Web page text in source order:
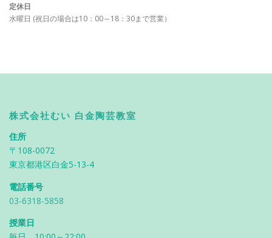
定休日
水曜日 (祝日の場合は10：00～18：30まで営業）
株式会社むい 白金陶芸教室
住所
〒108-0072
東京都港区白金5-13-4
電話番号
03-6318-5858
授業日